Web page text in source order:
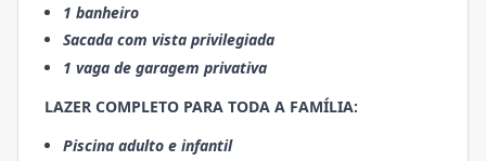
1 banheiro
Sacada com vista privilegiada
1 vaga de garagem privativa
LAZER COMPLETO PARA TODA A FAMÍLIA:
Piscina adulto e infantil